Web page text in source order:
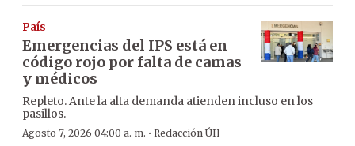
País
Emergencias del IPS está en
código rojo por falta de camas
y médicos
Repleto. Ante la alta demanda atienden incluso en los
pasillos.
Agosto 7, 2026 04:00 a. m. · Redacción ÚH